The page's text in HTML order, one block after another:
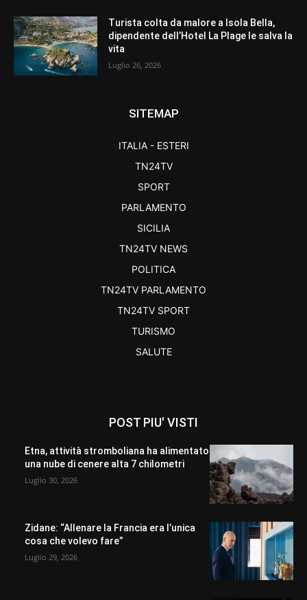
Turista colta da malore a Isola Bella,
dipendente dell’Hotel La Plage le salva la
vita
Luglio 26, 2026
SITEMAP
ITALIA - ESTERI
TN24TV
SPORT
PARLAMENTO
SICILIA
TN24TV NEWS
POLITICA
TN24TV PARLAMENTO
TN24TV SPORT
TURISMO
SALUTE
POST PIU' VISTI
Etna, attività stromboliana ha alimentato
una nube di cenere alta 7 chilometri
Luglio 30, 2026
Zidane: “Allenare la Francia era l’unica
cosa che volevo fare”
Luglio 29, 2026